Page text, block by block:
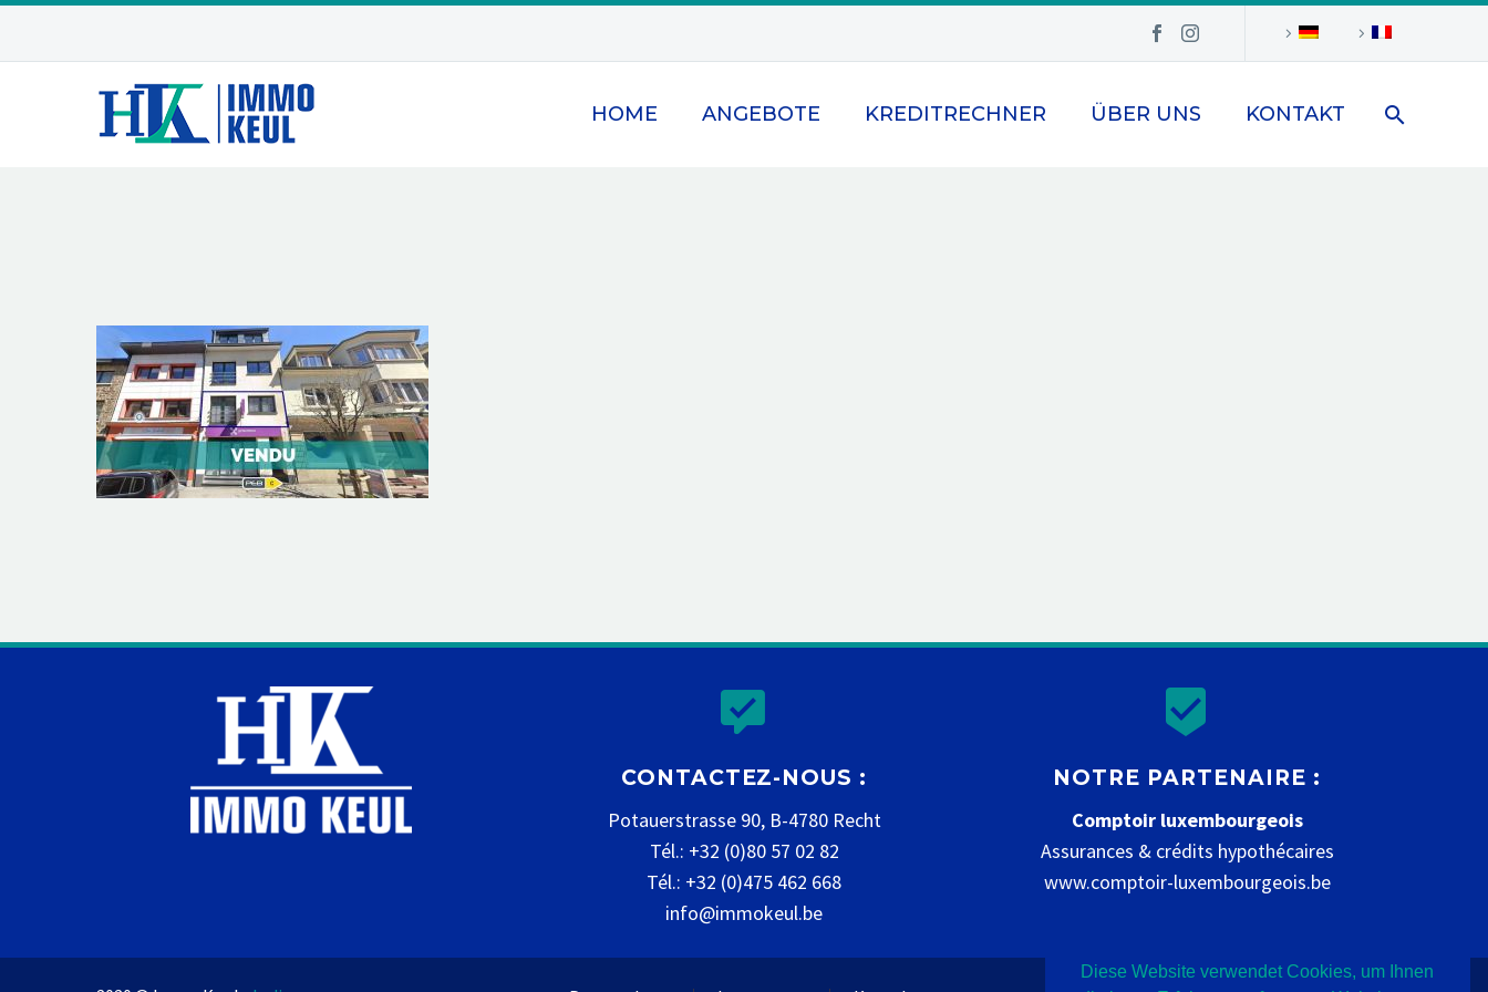
HOME ANGEBOTE KREDITRECHNER ÜBER UNS KONTAKT


CONTACTEZ-NOUS :
Potauerstrasse 90, B-4780 Recht
Tél.: +32 (0)80 57 02 82
Tél.: +32 (0)475 462 668
info@immokeul.be


NOTRE PARTENAIRE :
Comptoir luxembourgeois
Assurances & crédits hypothécaires
www.comptoir-luxembourgeois.be
Diese Website verwendet Cookies, um Ihnen